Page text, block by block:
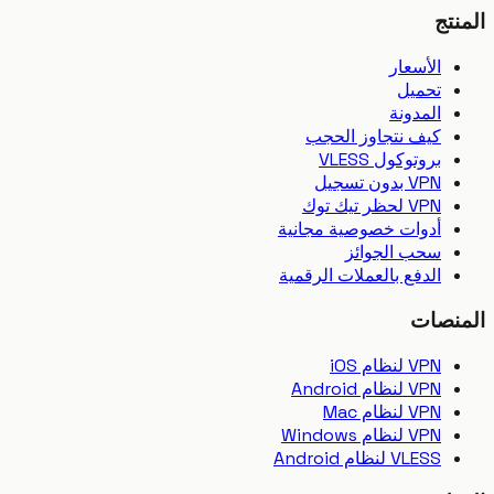
الأسعار
تحميل
المدونة
كيف نتجاوز الحجب
بروتوكول VLESS
VPN بدون تسجيل
VPN لحظر تيك توك
أدوات خصوصية مجانية
سحب الجوائز
الدفع بالعملات الرقمية
VPN لنظام iOS
VPN لنظام Android
VPN لنظام Mac
VPN لنظام Windows
VLESS لنظام Android